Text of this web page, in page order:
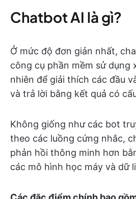
Chatbot AI là gì?
Ở mức độ đơn giản nhất,
công cụ phần mềm sử dụng
nhiên để giải thích các đầu
và trả lời bằng kết quả có
Không giống như các bot
theo các luồng cứng nhắc,
phản hồi thông minh hơn
các mô hình học máy và dữ